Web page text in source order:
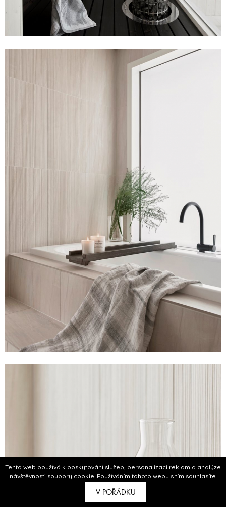
Tento web používá k poskytování služeb, personalizaci reklam a analýze
návštěvnosti soubory cookie. Používáním tohoto webu s tím souhlasíte.
V POŘÁDKU